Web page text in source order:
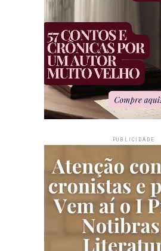
PUBLICIDADE